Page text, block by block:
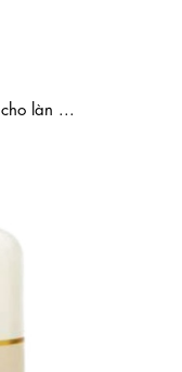
làn ...